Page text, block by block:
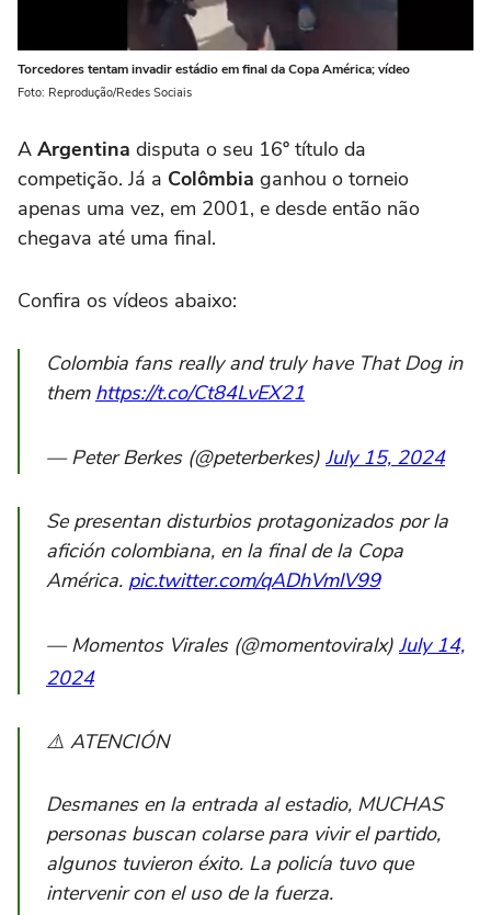
Torcedores tentam invadir estádio em final da Copa América; vídeo
Foto: Reprodução/Redes Sociais
A Argentina disputa o seu 16º título da
competição. Já a Colômbia ganhou o torneio
apenas uma vez, em 2001, e desde então não
chegava até uma final.
Confira os vídeos abaixo:
Colombia fans really and truly have That Dog in
them https://t.co/Ct84LvEX21
— Peter Berkes (@peterberkes) July 15, 2024
Se presentan disturbios protagonizados por la
afición colombiana, en la final de la Copa
América. pic.twitter.com/qADhVmlV99
— Momentos Virales (@momentoviralx) July 14,
2024
⚠️ ATENCIÓN
Desmanes en la entrada al estadio, MUCHAS
personas buscan colarse para vivir el partido,
algunos tuvieron éxito. La policía tuvo que
intervenir con el uso de la fuerza.